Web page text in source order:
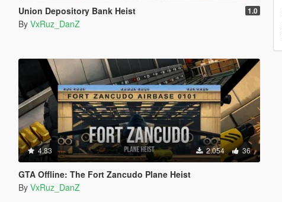
Union Depository Bank Heist 1.0
By VxRuz_DanZ
4.83 2.054 36
GTA Offline: The Fort Zancudo Plane Heist
By VxRuz_DanZ